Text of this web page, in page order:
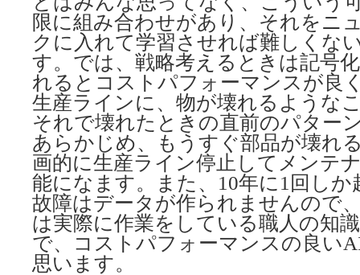
限に組み合わせがあり、それをニ
クに入れて学習させれば難しくな
す。では、戦略考えるときは記号
れるとコストパフォーマンスが良
生産ラインに、物が壊れるような
それで壊れたときの直前のパター
あらかじめ、もうすぐ部品が壊れ
画的に生産ライン停止してメンテ
能になます。また、10年に1回し
故障はデータが作られませんので
は実際に作業をしている職人の知
で、コストパフォーマンスの良い
思います。